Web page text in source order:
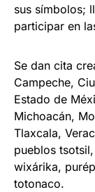
sus símbolos;
participar en
Se dan cita
Campeche,
Estado de
Michoacán,
Tlaxcala,
pueblos
wixárika,
totonaco.